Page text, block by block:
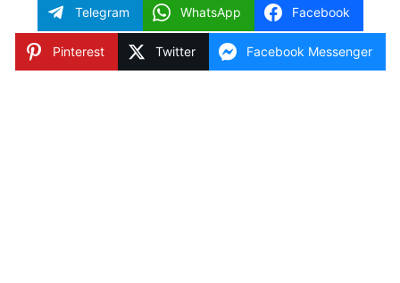
Telegram WhatsApp Facebook
Pinterest Twitter Facebook Messenger